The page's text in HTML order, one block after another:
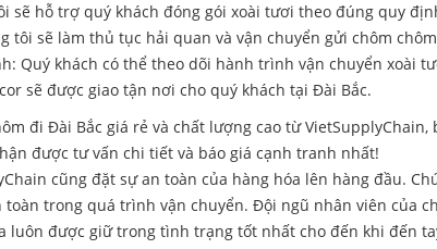
sẽ hỗ trợ quý khách đóng gói xoài tươi theo đúng quy
tôi sẽ làm thủ tục hải quan và vận chuyển gửi chôm
Quý khách có thể theo dõi hành trình vận chuyển xoài
sẽ được giao tận nơi cho quý khách tại Đài Bắc.
đi Đài Bắc giá rẻ và chất lượng cao từ
được tư vấn chi tiết và báo giá cạnh tranh nhất!
cũng đặt sự an toàn của hàng hóa lên hàng đầu.
toàn trong quá trình vận chuyển. Đội ngũ nhân viên của
luôn được giữ trong tình trạng tốt nhất cho đến khi đến